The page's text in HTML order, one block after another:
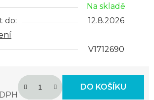
Na skladě
do:
12.8.2026
V1712690
DO KOŠÍKU